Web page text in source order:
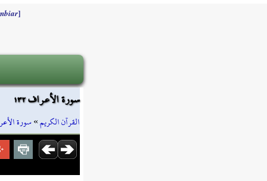
]
سورة الأعراف ١٣٢
القرآن الكريم»سورة